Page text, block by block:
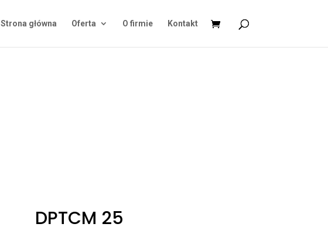
Strona główna Oferta O firmie Kontakt
DPTCM 25